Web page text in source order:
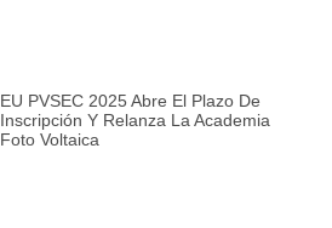
EU PVSEC 2025 Abre El Plazo De
Inscripción Y Relanza La Academia
Foto Voltaica